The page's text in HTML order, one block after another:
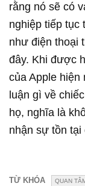
rằng nó sẽ có
nghiệp tiếp tục
như điện thoại
đây. Khi được
của Apple hiện
luận gì về
họ, nghĩa là
nhận sự tồn tại
TỪ KHÓA QUAN